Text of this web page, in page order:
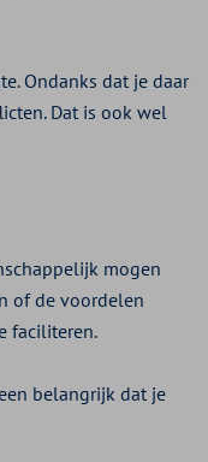
Ondanks dat je daar
Dat is ook wel
mogen
of de voordelen
faciliteren.
belangrijk dat je